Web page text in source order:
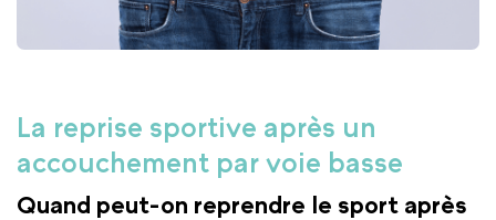
La reprise sportive après un
accouchement par voie basse
Quand peut-on reprendre le sport après